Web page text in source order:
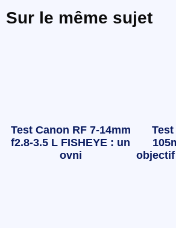
Sur le même sujet
Test Canon RF 7-14mm
f2.8-3.5 L FISHEYE : un
ovni
Test